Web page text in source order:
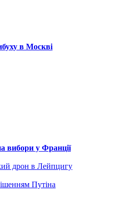
в Москві
вибори у Франції
дрон в Лейпцигу
Путіна